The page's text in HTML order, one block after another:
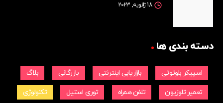
18 ژانویه, 2023
دسته بندی ها
اسپیکر بلوتوثی بازاریابی اینترنتی بازرگانی بلاگ
تعمیر تلوزیون تلفن همراه توری استیل تکنولوژی